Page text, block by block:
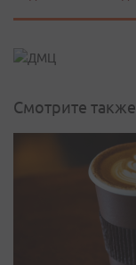
Смотрите также